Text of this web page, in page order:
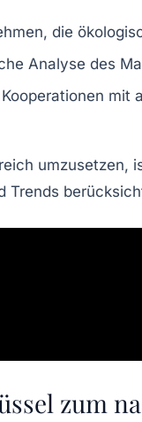
die
Analyse des
Kooperationen mit
Trends
zum